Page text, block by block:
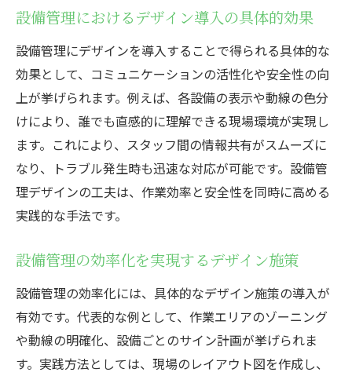
設備管理におけるデザイン導入の具体的効果
設備管理にデザインを導入することで得られる具体的な
効果として、コミュニケーションの活性化や安全性の向
上が挙げられます。例えば、各設備の表示や動線の色分
けにより、誰でも直感的に理解できる現場環境が実現し
ます。これにより、スタッフ間の情報共有がスムーズに
なり、トラブル発生時も迅速な対応が可能です。設備管
理デザインの工夫は、作業効率と安全性を同時に高める
実践的な手法です。
設備管理の効率化を実現するデザイン施策
設備管理の効率化には、具体的なデザイン施策の導入が
有効です。代表的な例として、作業エリアのゾーニング
や動線の明確化、設備ごとのサイン計画が挙げられま
す。実践方法としては、現場のレイアウト図を作成し、